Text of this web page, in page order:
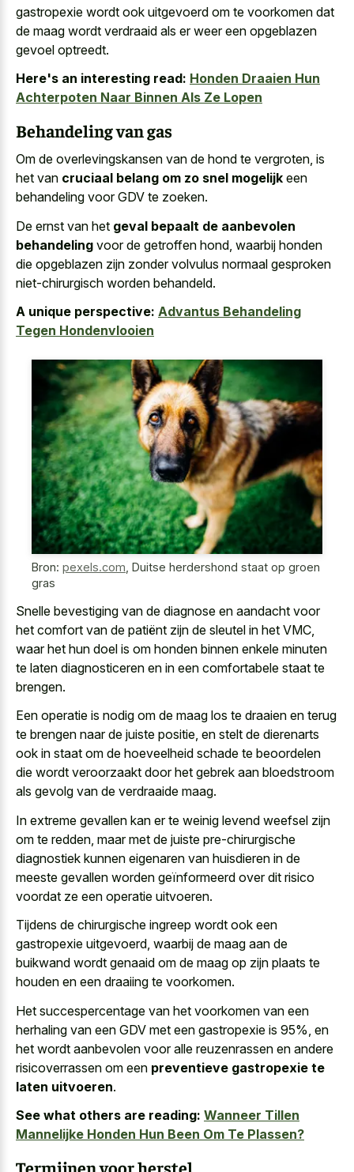
gastropexie wordt ook uitgevoerd om te voorkomen dat
de maag wordt verdraaid als er weer een opgeblazen
gevoel optreedt.
Here's an interesting read: Honden Draaien Hun
Achterpoten Naar Binnen Als Ze Lopen
Behandeling van gas
Om de overlevingskansen van de hond te vergroten, is
het van cruciaal belang om zo snel mogelijk een
behandeling voor GDV te zoeken.
De ernst van het geval bepaalt de aanbevolen
behandeling voor de getroffen hond, waarbij honden
die opgeblazen zijn zonder volvulus normaal gesproken
niet-chirurgisch worden behandeld.
A unique perspective: Advantus Behandeling
Tegen Hondenvlooien
Bron: pexels.com, Duitse herdershond staat op groen
gras
Snelle bevestiging van de diagnose en aandacht voor
het comfort van de patiënt zijn de sleutel in het VMC,
waar het hun doel is om honden binnen enkele minuten
te laten diagnosticeren en in een comfortabele staat te
brengen.
Een operatie is nodig om de maag los te draaien en terug
te brengen naar de juiste positie, en stelt de dierenarts
ook in staat om de hoeveelheid schade te beoordelen
die wordt veroorzaakt door het gebrek aan bloedstroom
als gevolg van de verdraaide maag.
In extreme gevallen kan er te weinig levend weefsel zijn
om te redden, maar met de juiste pre-chirurgische
diagnostiek kunnen eigenaren van huisdieren in de
meeste gevallen worden geïnformeerd over dit risico
voordat ze een operatie uitvoeren.
Tijdens de chirurgische ingreep wordt ook een
gastropexie uitgevoerd, waarbij de maag aan de
buikwand wordt genaaid om de maag op zijn plaats te
houden en een draaiing te voorkomen.
Het succespercentage van het voorkomen van een
herhaling van een GDV met een gastropexie is 95%, en
het wordt aanbevolen voor alle reuzenrassen en andere
risicoverrassen om een preventieve gastropexie te
laten uitvoeren.
See what others are reading: Wanneer Tillen
Mannelijke Honden Hun Been Om Te Plassen?
Termijnen voor herstel